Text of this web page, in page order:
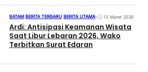
BATAM BERITA TERBARU BERITA UTAMA• 13 Maret 2026
Ardi: Antisipasi Keamanan Wisata
Saat Libur Lebaran 2026, Wako
Terbitkan Surat Edaran